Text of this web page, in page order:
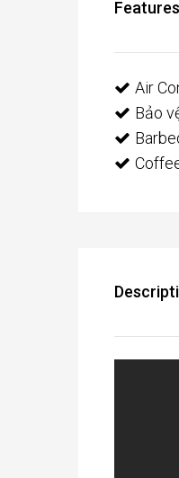
Features
Air
Bảo